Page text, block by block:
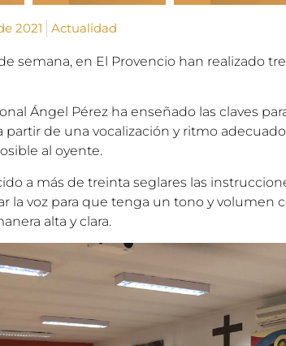
2021 Actualidad
semana, en El Provencio han realizado
Ángel Pérez ha enseñado las claves
partir de una vocalización y ritmo
al oyente.
a más de treinta seglares las
la voz para que tenga un tono y volumen
alta y clara.